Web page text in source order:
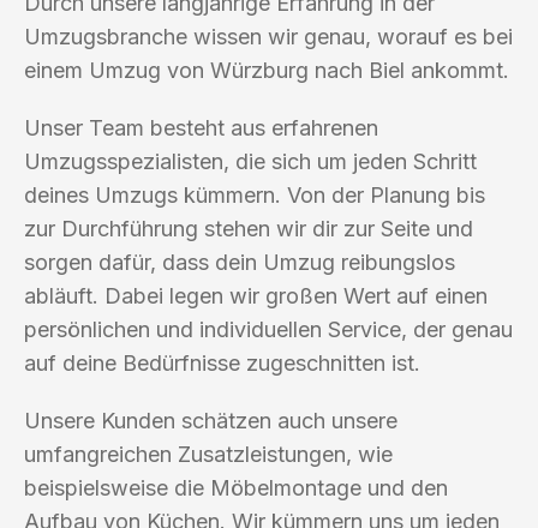
Umzugsbranche wissen wir genau, worauf es bei
einem Umzug von Würzburg nach Biel ankommt.
Unser Team besteht aus erfahrenen
Umzugsspezialisten, die sich um jeden Schritt
deines Umzugs kümmern. Von der Planung bis
zur Durchführung stehen wir dir zur Seite und
sorgen dafür, dass dein Umzug reibungslos
abläuft. Dabei legen wir großen Wert auf einen
persönlichen und individuellen Service, der genau
auf deine Bedürfnisse zugeschnitten ist.
Unsere Kunden schätzen auch unsere
umfangreichen Zusatzleistungen, wie
beispielsweise die Möbelmontage und den
Aufbau von Küchen. Wir kümmern uns um jeden